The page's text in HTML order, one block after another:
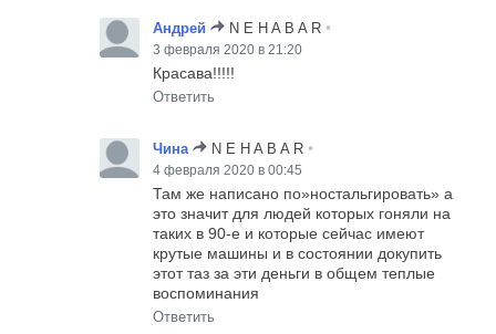
Андрей N E H A B A R •
3 февраля 2020 в 21:20
Красава!!!!!
Ответить
Чина N E H A B A R •
4 февраля 2020 в 00:45
Там же написано по»ностальгировать» а
это значит для людей которых гоняли на
таких в 90-е и которые сейчас имеют
крутые машины и в состоянии докупить
этот таз за эти деньги в общем теплые
воспоминания
Ответить